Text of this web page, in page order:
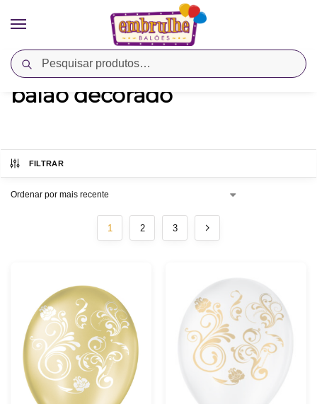
Pesquisar
Início Produtos marcados com a tag “balao decorado”
balao decorado
FILTRAR
1 2 3